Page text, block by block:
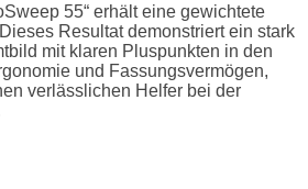
55“ erhält eine gewichtete
Resultat demonstriert ein stark
mit klaren Pluspunkten in den
und Fassungsvermögen,
verlässlichen Helfer bei der